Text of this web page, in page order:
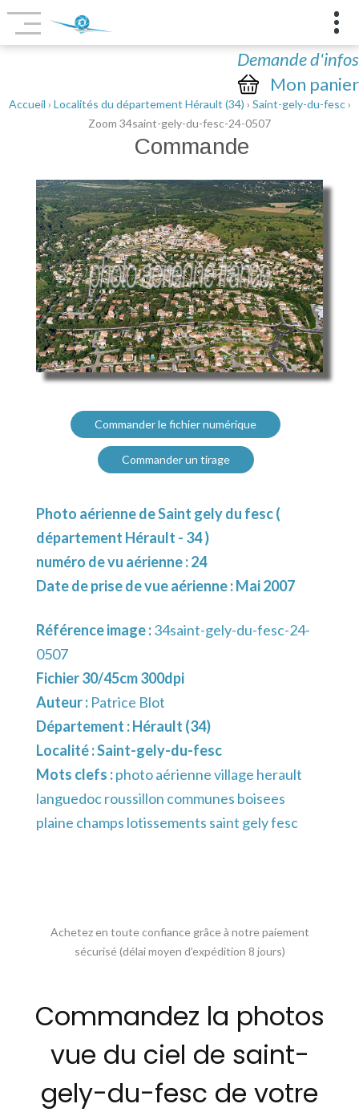
Demande d'infos
Mon panier
Accueil › Localités du département Hérault (34) › Saint-gely-du-fesc›
Zoom 34saint-gely-du-fesc-24-0507
Commande
Commander le fichier numérique
Commander un tirage
Photo aérienne de Saint gely du fesc (
département Hérault - 34 )
numéro de vu aérienne : 24
Date de prise de vue aérienne : Mai 2007
Référence image :34saint-gely-du-fesc-24-
0507
Fichier 30/45cm 300dpi
Auteur : Patrice Blot
Département :Hérault (34)
Localité :Saint-gely-du-fesc
Mots clefs :photo aérienne village herault
languedoc roussillon communes boisees
plaine champs lotissements saint gely fesc
Achetez en toute confiance grâce à notre paiement
sécurisé (délai moyen d’expédition 8 jours)
Commandez la photos
vue du ciel de saint-
gely-du-fesc de votre